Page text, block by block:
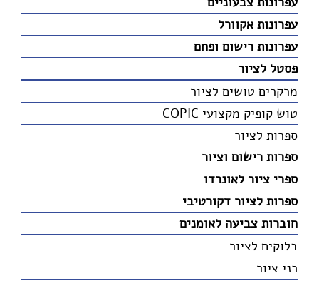
עפרונות אקוורל
עפרונות רישום ופחם
פסטל לציור
מרקרים טושים לציור
טוש קופיק מקצועי COPIC
ספרות לציור
ספרות רישום וציור
ספרי ציור לאונרדו
ספרות לציור דקורטיבי
חוברות צביעה לאומנים
בלוקים לציור
כני ציור